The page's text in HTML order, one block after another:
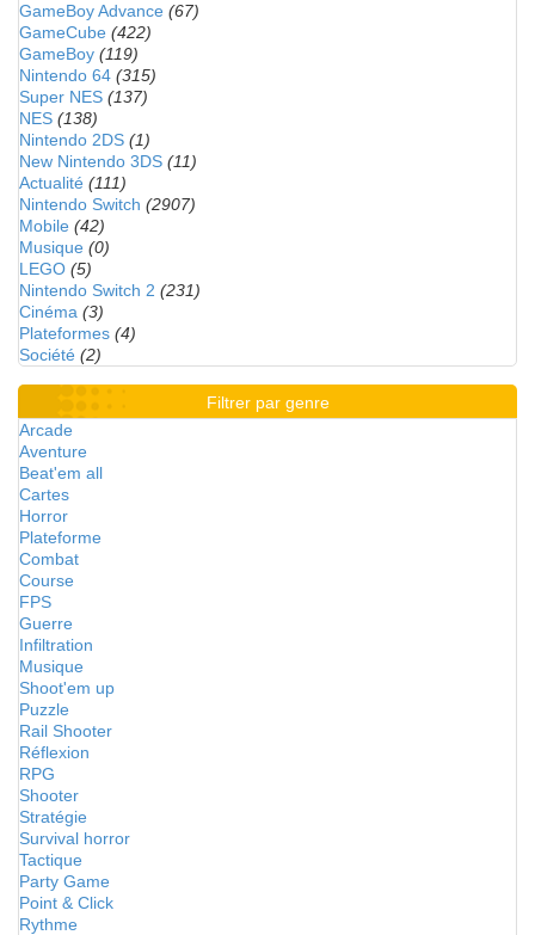
GameBoy Advance (67)
GameCube (422)
GameBoy (119)
Nintendo 64 (315)
Super NES (137)
NES (138)
Nintendo 2DS (1)
New Nintendo 3DS (11)
Actualité (111)
Nintendo Switch (2907)
Mobile (42)
Musique (0)
LEGO (5)
Nintendo Switch 2 (231)
Cinéma (3)
Plateformes (4)
Société (2)
Filtrer par genre
Arcade
Aventure
Beat'em all
Cartes
Horror
Plateforme
Combat
Course
FPS
Guerre
Infiltration
Musique
Shoot'em up
Puzzle
Rail Shooter
Réflexion
RPG
Shooter
Stratégie
Survival horror
Tactique
Party Game
Point & Click
Rythme